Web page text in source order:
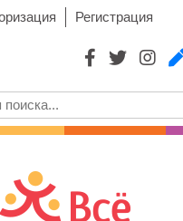
Регистрация